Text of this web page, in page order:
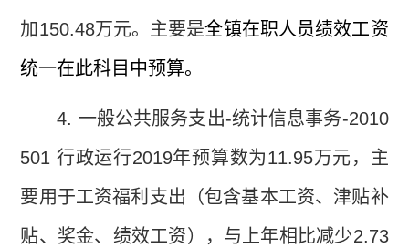
加 150.48万元。主要是全镇在职人员绩效工资
统一在此科目中预算。
4. 一般公共服务支出-统计信息事务-2010
501行政运行2019年预算数为11.95万元，主
要用于工资福利支出（包含基本工资、津贴补
贴、奖金、绩效工资），与上年相比减少2.73